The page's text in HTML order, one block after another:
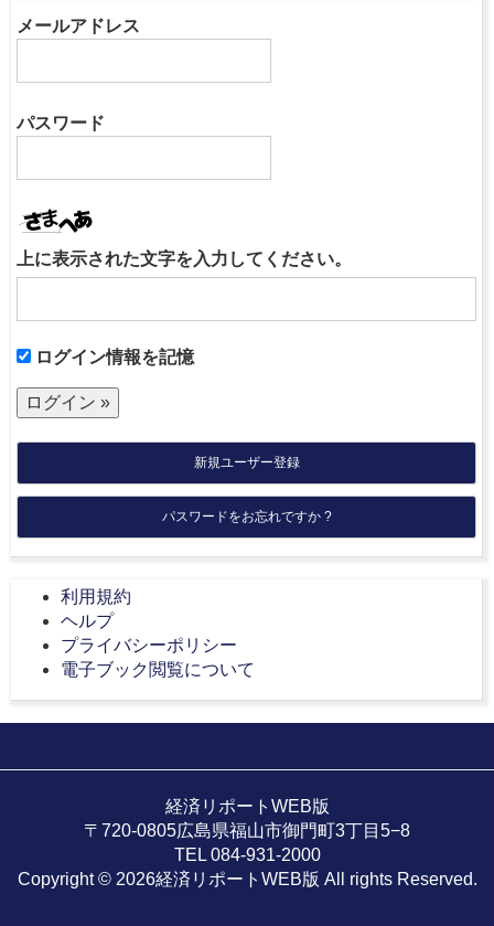
メールアドレス
パスワード
上に表示された文字を入力してください。
ログイン情報を記憶
新規ユーザー登録
パスワードをお忘れですか ?
利用規約
ヘルプ
プライバシーポリシー
電子ブック閲覧について
経済リポートWEB版
〒720-0805広島県福山市御門町3丁目5−8
TEL 084-931-2000
Copyright © 2026経済リポートWEB版 All rights Reserved.